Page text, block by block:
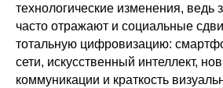
технологические изменения, ведь
часто отражают и социальные
тотальную цифровизацию:
сети, искусственный интеллект,
коммуникации и краткость